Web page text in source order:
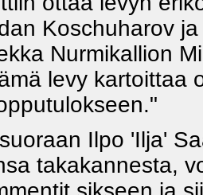
Koschuharov
Nurmikallion
levy kartoittaa
Ilpo 'Ilja'
takakannesta,